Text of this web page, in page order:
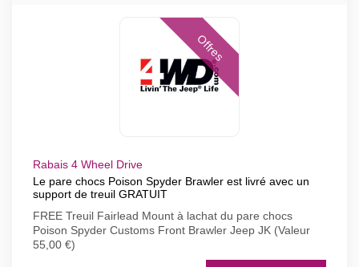
Offres
Rabais 4 Wheel Drive
Le pare chocs Poison Spyder Brawler est livré avec un
support de treuil GRATUIT
FREE Treuil Fairlead Mount à lachat du pare chocs
Poison Spyder Customs Front Brawler Jeep JK (Valeur
55,00 €)